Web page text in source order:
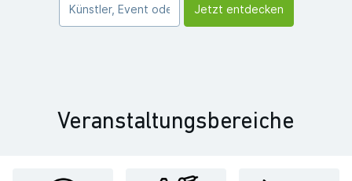
Jetzt entdecken
Veranstaltungsbereiche